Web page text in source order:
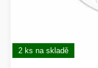
2 ks na skladě